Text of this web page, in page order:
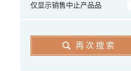
仅显示销售中止产品品
再次搜索